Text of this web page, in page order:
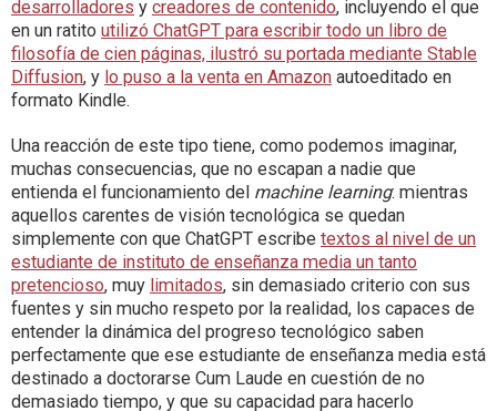
desarrolladores y creadores de contenido, incluyendo el que
en un ratito utilizó ChatGPT para escribir todo un libro de
filosofía de cien páginas, ilustró su portada mediante Stable
Diffusion, y lo puso a la venta en Amazon autoeditado en
formato Kindle.
Una reacción de este tipo tiene, como podemos imaginar,
muchas consecuencias, que no escapan a nadie que
entienda el funcionamiento del machine learning: mientras
aquellos carentes de visión tecnológica se quedan
simplemente con que ChatGPT escribe textos al nivel de un
estudiante de instituto de enseñanza media un tanto
pretencioso, muy limitados, sin demasiado criterio con sus
fuentes y sin mucho respeto por la realidad, los capaces de
entender la dinámica del progreso tecnológico saben
perfectamente que ese estudiante de enseñanza media está
destinado a doctorarse Cum Laude en cuestión de no
demasiado tiempo, y que su capacidad para hacerlo